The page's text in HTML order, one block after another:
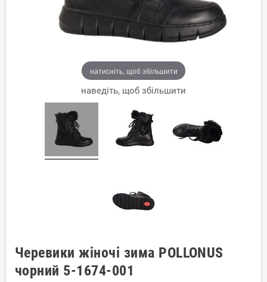
натисніть, щоб збільшити
наведіть, щоб збільшити
Черевики жіночі зима POLLONUS
чорний 5-1674-001